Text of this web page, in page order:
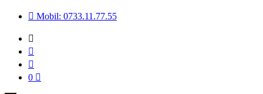
Mobil: 0733.11.77.55
0